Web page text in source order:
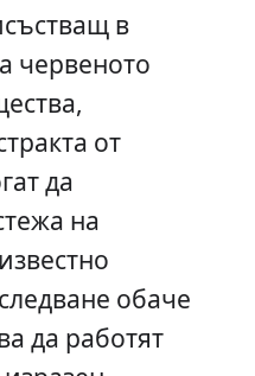
в
червеното
от
да
на
обаче
да работят